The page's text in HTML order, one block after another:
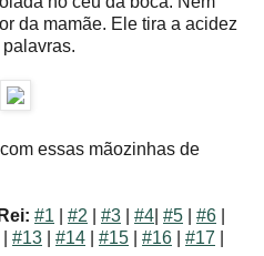
da mamãe. Ele tira a acidez
essas mãozinhas de
#1 #2 #3 #4 #5 #6
#13 #14 #15 #16 #17